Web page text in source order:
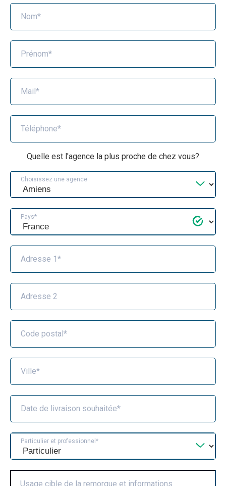
Nom*
Prénom*
Mail*
Téléphone*
Quelle est l'agence la plus proche de chez vous?
Choisissez une agence
Pays*
Adresse 1*
Adresse 2
Code postal*
Ville*
Date de livraison souhaitée*
Particulier et professionnel*
Usage cible de la remorque et informations